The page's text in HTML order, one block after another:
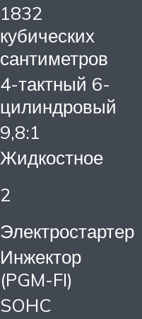
1832
кубических
сантиметров
4-тактный 6-
цилиндровый
9,8:1
Жидкостное
2
Электростартер
Инжектор
(PGM-FI)
SOHC